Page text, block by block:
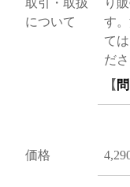
取引・取扱
について
り
す
て
ださ
【
価格